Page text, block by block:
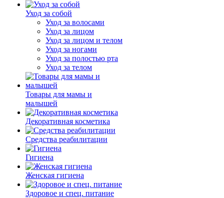
Уход за собой
Уход за волосами
Уход за лицом
Уход за лицом и телом
Уход за ногами
Уход за полостью рта
Уход за телом
Товары для мамы и
малышей
Декоративная косметика
Средства реабилитации
Гигиена
Женская гигиена
Здоровое и спец. питание